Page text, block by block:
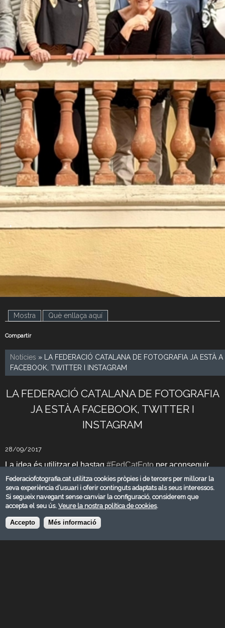
.
.
Mostra (pestanya activa)
Què enllaça aquí
Compartir
Notícies » LA FEDERACIÓ CATALANA DE FOTOGRAFIA JA ESTÀ A
FACEBOOK, TWITTER I INSTAGRAM
LA FEDERACIÓ CATALANA DE FOTOGRAFIA
JA ESTÀ A FACEBOOK, TWITTER I
INSTAGRAM
28/09/2017
La idea és utilitzar el hastag#FedCatFotoper aconseguir
crear una comunitat a twitter i instagram.
A instagram, compartirem fotos de socis de la FCF que
etiquetin les seves fotos amb el hastag#FedCatFoto
Us animem a utilitzar el hastag
Instagram i a seguir-nos a les xarxes socials
Federaciofotografia.cat utilitza cookies pròpies i de tercers per millorar la
seva experiència d’usuari i oferir continguts adaptats als seus interessos.
Si segueix navegant sense canviar la configuració, considerem que
accepta el seu ús.Veure la nostra política de cookies.
Accepto Més informació